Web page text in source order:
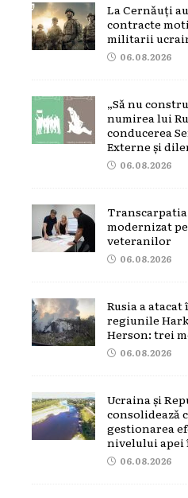
La Cernăuți
contracte
militarii
06.08.2026
„Să nu
numirea lui
conducerea
Externe și
06.08.2026
modernizat
veteranilor
06.08.2026
Rusia a
regiunile
Herson: trei
06.08.2026
Ucraina și
consolidează
gestionarea
nivelului apei
06.08.2026